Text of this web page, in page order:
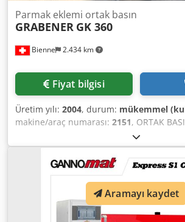
Bienne 2.434 km
Parmak eklemi ortak basın
GRABENER GK 360
Fiyat bilgisi
Üretim yılı: 2004, durum: mükemmel
makine/araç numarası: 2151, ORTAK
TÜRÜ GK 360 YUMRUK Fransa kökenli
380V / 50Hz/3ph Netweight 8800 kg Özel
Boyutları 230 x 170 x 260 cm TEKNİK
T. Masa uzunluğu 440 mm Masa genişliği
inme 60 mm Cjdpfx Aod Hpcyokaeha
Motor güç 11 kW hatalar ve eksiklikler
Aramayı kaydet